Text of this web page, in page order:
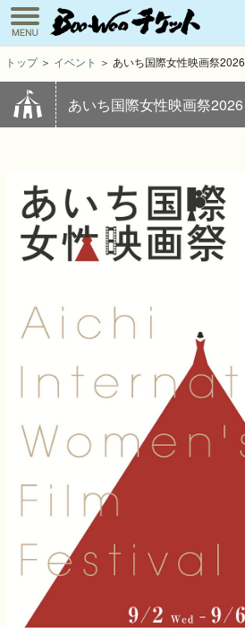
toggle
navigation
トップ＞ イベント ＞ あいち国際女性映画祭2026
あいち国際女性映画祭2026